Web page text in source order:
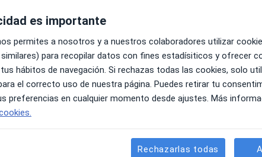
es importante
permites a nosotros y a nuestros colaboradores utilizar
para recopilar datos con fines estadísiticos y ofrecer
hábitos de navegación. Si rechazas todas las cookies, solo
el correcto uso de nuestra página. Puedes retirar tu
preferencias en cualquier momento desde ajustes. Más
Rechazarlas todas